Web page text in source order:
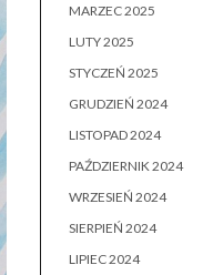
MARZEC 2025
LUTY 2025
STYCZEŃ 2025
GRUDZIEŃ 2024
LISTOPAD 2024
PAŹDZIERNIK 2024
WRZESIEŃ 2024
SIERPIEŃ 2024
LIPIEC 2024